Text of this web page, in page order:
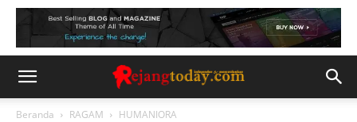
Beranda RAGAM HUMANIORA